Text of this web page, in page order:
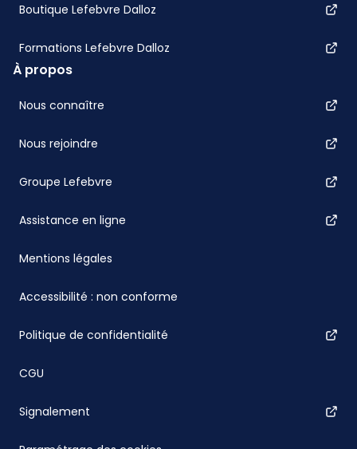
Boutique Lefebvre Dalloz
Formations Lefebvre Dalloz
À propos
Nous connaître
Nous rejoindre
Groupe Lefebvre
Assistance en ligne
Mentions légales
Accessibilité : non conforme
Politique de confidentialité
CGU
Signalement